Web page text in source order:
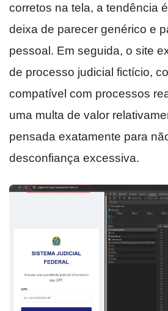
corretos na tela, a tendência
deixa de parecer genérico e
pessoal. Em seguida, o site
de processo judicial fictício,
compatível com processos
uma multa de valor
pensada exatamente para
desconfiança excessiva.